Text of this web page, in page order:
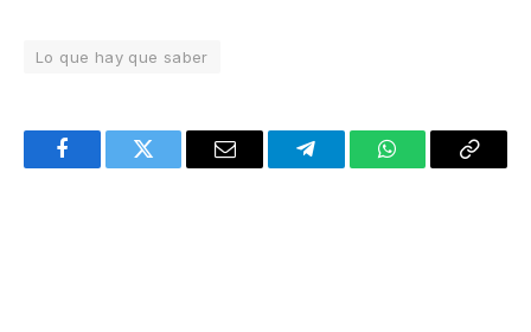
Lo que hay que saber
FacebookTwitter Email TelegramWhatsAppCopy